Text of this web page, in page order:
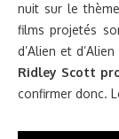
nuit sur le
films projetés
d’Alien et
Ridley Scott
confirmer donc.